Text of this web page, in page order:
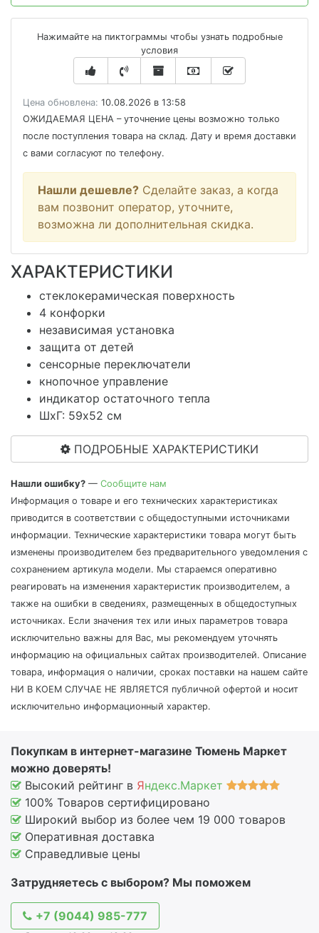
Нажимайте на пиктограммы чтобы узнать подробные
условия
Цена обновлена: 10.08.2026 в 13:58
ОЖИДАЕМАЯ ЦЕНА – уточнение цены возможно только
после поступления товара на склад. Дату и время доставки
с вами согласуют по телефону.
Нашли дешевле? Сделайте заказ, а когда
вам позвонит оператор, уточните,
возможна ли дополнительная скидка.
ХАРАКТЕРИСТИКИ
стеклокерамическая поверхность
4 конфорки
независимая установка
защита от детей
сенсорные переключатели
кнопочное управление
индикатор остаточного тепла
ШхГ: 59х52 см
ПОДРОБНЫЕ ХАРАКТЕРИСТИКИ
Нашли ошибку? — Сообщите нам
Информация о товаре и его технических характеристиках
приводится в соответствии с общедоступными источниками
информации. Технические характеристики товара могут быть
изменены производителем без предварительного уведомления с
сохранением артикула модели. Мы стараемся оперативно
реагировать на изменения характеристик производителем, а
также на ошибки в сведениях, размещенных в общедоступных
источниках. Если значения тех или иных параметров товара
исключительно важны для Вас, мы рекомендуем уточнять
информацию на официальных сайтах производителей. Описание
товара, информация о наличии, сроках поставки на нашем сайте
НИ В КОЕМ СЛУЧАЕ НЕ ЯВЛЯЕТСЯ публичной офертой и носит
исключительно информационный характер.
Покупкам в интернет-магазине Тюмень Маркет
можно доверять!
Высокий рейтинг в Яндекс.Маркет
100% Товаров сертифицировано
Широкий выбор из более чем 19 000 товаров
Оперативная доставка
Справедливые цены
Затрудняетесь с выбором? Мы поможем
+7 (9044) 985-777